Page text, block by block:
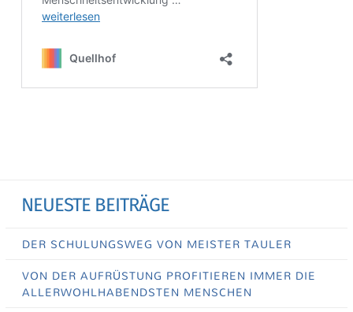
NEUESTE BEITRÄGE
DER SCHULUNGSWEG VON MEISTER TAULER
VON DER AUFRÜSTUNG PROFITIEREN IMMER DIE
ALLERWOHLHABENDSTEN MENSCHEN